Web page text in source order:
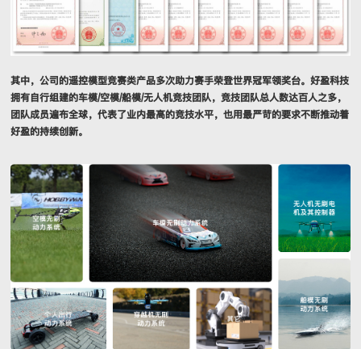
其中，公司的遥控模型竞赛类产品多次助力赛手荣登世界冠军领奖台。好盈科技
拥有自行组建的车模/空模/船模/无人机竞技团队，竞技团队总人数达百人之多，
团队成员遍布全球，代表了业内最高的竞技水平，也用最严苛的要求不断推动着
好盈的持续创新。